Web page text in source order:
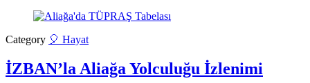
Category 🎈 Hayat
İZBAN’la Aliağa Yolculuğu İzlenimi